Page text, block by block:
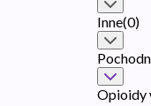
Inne(0)
Opioidy